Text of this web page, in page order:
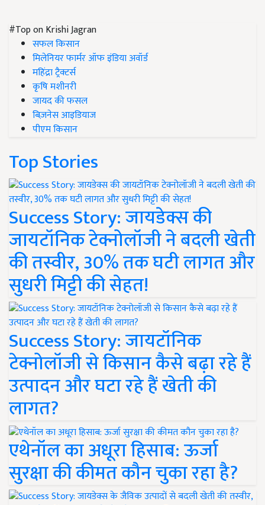
#Top on Krishi Jagran
सफल किसान
मिलेनियर फार्मर ऑफ इंडिया अवॉर्ड
महिंद्रा ट्रैक्टर्स
कृषि मशीनरी
जायद की फसल
बिज़नेस आइडियाज
पीएम किसान
Top Stories
Success Story: जायडेक्स की
जायटॉनिक टेक्नोलॉजी ने बदली खेती
की तस्वीर, 30% तक घटी लागत और
सुधरी मिट्टी की सेहत!
Success Story: जायटॉनिक
टेक्नोलॉजी से किसान कैसे बढ़ा रहे हैं
उत्पादन और घटा रहे हैं खेती की
लागत?
एथेनॉल का अधूरा हिसाब: ऊर्जा
सुरक्षा की कीमत कौन चुका रहा है?